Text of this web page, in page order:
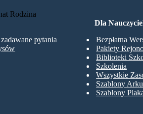
pytania
Dla
Bezpłatna
Pakiety
Biblioteki
Szkolenia
Wszystkie
Szablony
Szablony